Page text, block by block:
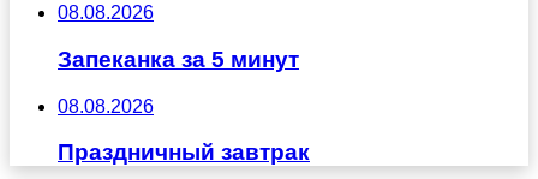
08.08.2026
Запеканка за 5 минут
08.08.2026
Праздничный завтрак